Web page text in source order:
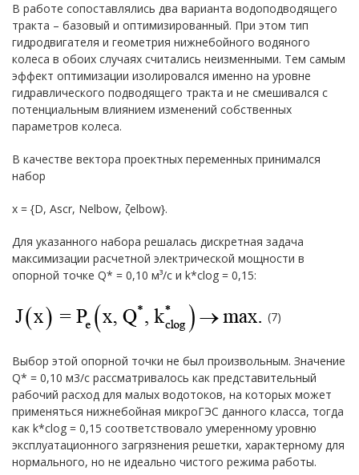
В работе сопоставлялись два варианта водоподводящего
тракта – базовый и оптимизированный. При этом тип
гидродвигателя и геометрия нижнебойного водяного
колеса в обоих случаях считались неизменными. Тем самым
эффект оптимизации изолировался именно на уровне
гидравлического подводящего тракта и не смешивался с
потенциальным влиянием изменений собственных
параметров колеса.
В качестве вектора проектных переменных принимался
набор
x = {D, Ascr, Nelbow, ζelbow}.
Для указанного набора решалась дискретная задача
максимизации расчетной электрической мощности в
опорной точке Q* = 0,10 м³/с и k*clog = 0,15:
(7)
Выбор этой опорной точки не был произвольным. Значение
Q* = 0,10 м3/с рассматривалось как представительный
рабочий расход для малых водотоков, на которых может
применяться нижнебойная микроГЭС данного класса, тогда
как k*clog = 0,15 соответствовало умеренному уровню
эксплуатационного загрязнения решетки, характерному для
нормального, но не идеально чистого режима работы.